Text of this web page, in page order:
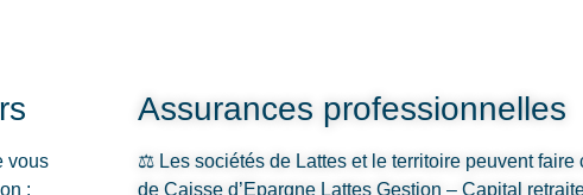
vous
:
Assurances professionnelles
⚖️ Les sociétés de Lattes et le territoire peuvent
de Caisse d’Epargne Lattes Gestion – Capital